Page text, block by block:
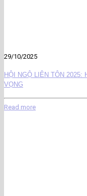
29/10/2025
HỘI NGỘ LIÊN TÔN 2025:
VỌNG
Read more